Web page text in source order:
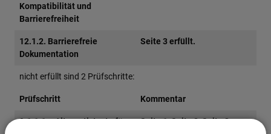
Kompatibilität und
Barrierefreiheit
12.1.2. Barrierefreie
Dokumentation
Seite 3 erfüllt.
nicht erfüllt sind 2 Prüfschritte:
Prüfschritt Kommentar
9.1.1.1a. Alternativtexte für
Seite 1, Seite 2, Seite 3 es